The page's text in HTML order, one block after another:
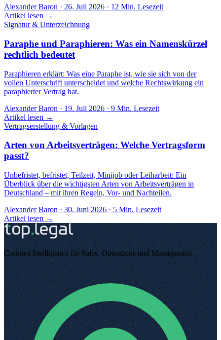
Alexander Baron · 26. Juli 2026 · 12 Min. Lesezeit
Artikel lesen →
Signatur & Unterzeichnung
Paraphe und Paraphieren: Was ein Namenskürzel
rechtlich bedeutet
Paraphieren erklärt: Was eine Paraphe ist, wie sie sich von der
vollen Unterschrift unterscheidet und welche Rechtswirkung ein
paraphierter Vertrag hat.
Alexander Baron · 19. Juli 2026 · 9 Min. Lesezeit
Artikel lesen →
Vertragserstellung & Vorlagen
Arten von Arbeitsverträgen: Welche Vertragsform
passt?
Unbefristet, befristet, Teilzeit, Minijob oder Leiharbeit: Ein
Überblick über die wichtigsten Arten von Arbeitsverträgen in
Deutschland – mit ihren Regeln, Vor- und Nachteilen.
Alexander Baron · 30. Juni 2026 · 5 Min. Lesezeit
Artikel lesen →
Contract Intelligence für Sales, Operations und Management.